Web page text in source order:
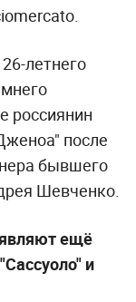
летнего
россиянин
после
бывшего
Шевченко.
ещё
и